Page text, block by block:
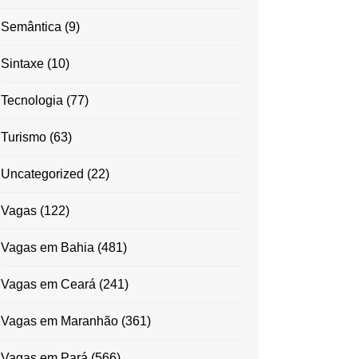
Semântica (9)
Sintaxe(10)
Tecnologia (77)
Turismo(63)
Uncategorized (22)
Vagas(122)
Vagas em Bahia (481)
Vagas em Ceará (241)
Vagas em Maranhão(361)